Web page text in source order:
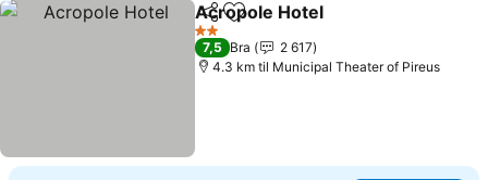
Del Legg til i favoritter
Acropole Hotel
2 Stjerner
7,5 Bra
2 617
4.3 km til Municipal Theater of Pireus